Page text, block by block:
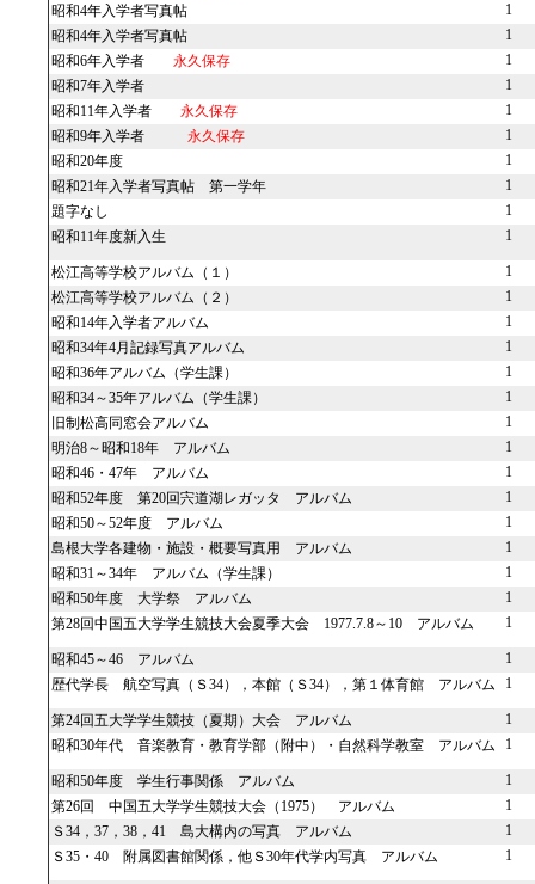
昭和4年入学者写真帖
1
昭和4年入学者写真帖
1
昭和6年入学者 永久保存
1
昭和7年入学者
1
昭和11年入学者 永久保存
1
昭和9年入学者 永久保存
1
昭和20年度
1
昭和21年入学者写真帖 第一学年
1
題字なし
1
昭和11年度新入生
1
松江高等学校アルバム（１）
1
松江高等学校アルバム（２）
1
昭和14年入学者アルバム
1
昭和34年4月記録写真アルバム
1
昭和36年アルバム（学生課）
1
昭和34～35年アルバム（学生課）
1
旧制松高同窓会アルバム
1
明治8～昭和18年 アルバム
1
昭和46・47年 アルバム
1
昭和52年度 第20回宍道湖レガッタ アルバム
1
昭和50～52年度 アルバム
1
島根大学各建物・施設・概要写真用 アルバム
1
昭和31～34年 アルバム（学生課）
1
昭和50年度 大学祭 アルバム
1
第28回中国五大学学生競技大会夏季大会 1977.7.8～10 アルバム
1
昭和45～46 アルバム
1
歴代学長 航空写真（Ｓ34），本館（Ｓ34），第１体育館 アルバム
1
第24回五大学学生競技（夏期）大会 アルバム
1
昭和30年代 音楽教育・教育学部（附中）・自然科学教室 アルバム
1
昭和50年度 学生行事関係 アルバム
1
第26回 中国五大学学生競技大会（1975） アルバム
1
Ｓ34，37，38，41 島大構内の写真 アルバム
1
Ｓ35・40 附属図書館関係，他Ｓ30年代学内写真 アルバム
1